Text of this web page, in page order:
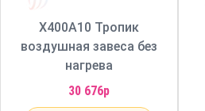
X400A10 Тропик
воздушная завеса без
нагрева
30 676р